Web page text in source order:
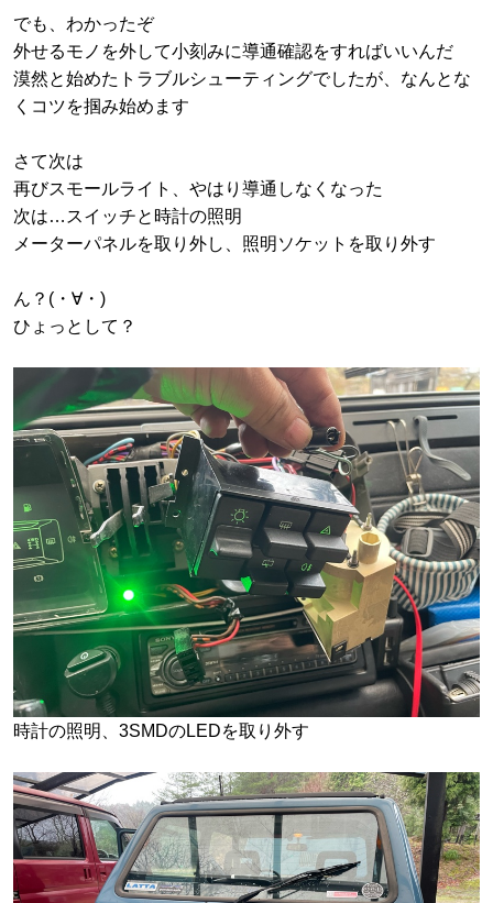
でも、わかったぞ
外せるモノを外して小刻みに導通確認をすればいいんだ
漠然と始めたトラブルシューティングでしたが、なんとな
くコツを掴み始めます
さて次は
再びスモールライト、やはり導通しなくなった
次は…スイッチと時計の照明
メーターパネルを取り外し、照明ソケットを取り外す
ん？(・∀・)
ひょっとして？
時計の照明、3SMDのLEDを取り外す